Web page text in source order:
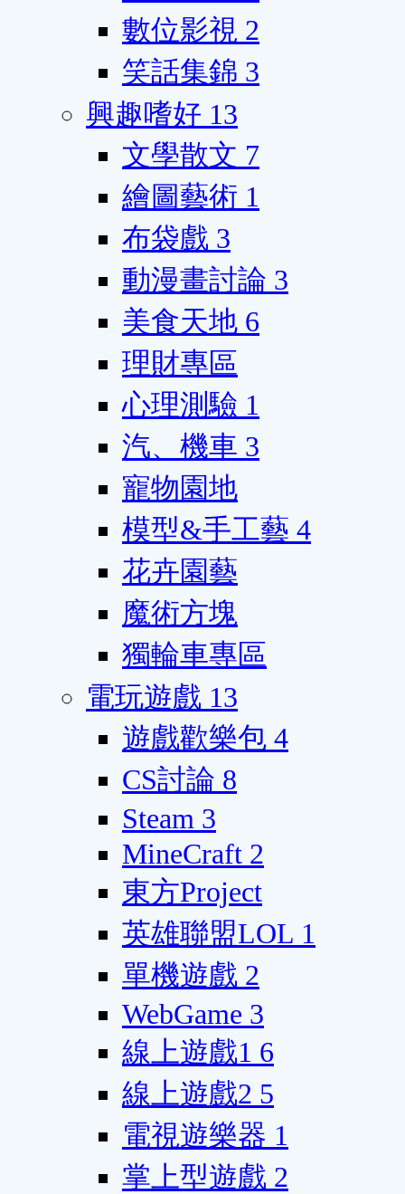
數位影視 2
笑話集錦 3
興趣嗜好 13
文學散文 7
繪圖藝術 1
布袋戲 3
動漫畫討論 3
美食天地 6
理財專區
心理測驗 1
汽、機車 3
寵物園地
模型&手工藝 4
花卉園藝
魔術方塊
獨輪車專區
電玩遊戲 13
遊戲歡樂包 4
CS討論 8
Steam 3
MineCraft 2
東方Project
英雄聯盟LOL 1
單機遊戲 2
WebGame 3
線上遊戲1 6
線上遊戲2 5
電視遊樂器 1
掌上型遊戲 2